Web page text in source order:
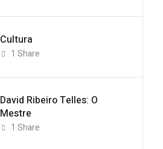
Cultura
1 Share
David Ribeiro Telles: O
Mestre
1 Share